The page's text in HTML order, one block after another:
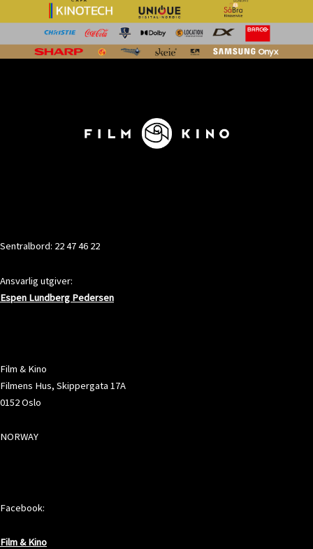
Sentralbord: 22 47 46 22
Ansvarlig utgiver:
Espen Lundberg Pedersen
Film & Kino
Filmens Hus, Skippergata 17A
0152 Oslo
NORWAY
Facebook:
Film & Kino